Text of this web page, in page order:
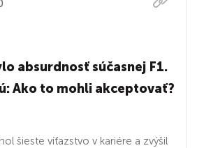
absurdnosť súčasnej F1.
Ako to mohli akceptovať?
šieste víťazstvo v kariére a zvýšil